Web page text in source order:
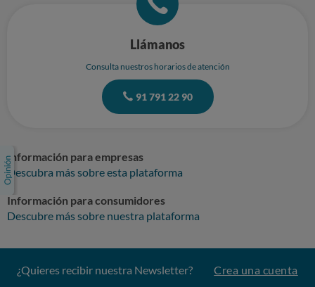
Llámanos
Consulta nuestros horarios de atención
91 791 22 90
Información para empresas
Descubra más sobre esta plataforma
Información para consumidores
Descubre más sobre nuestra plataforma
¿Quieres recibir nuestra Newsletter? Crea una cuenta